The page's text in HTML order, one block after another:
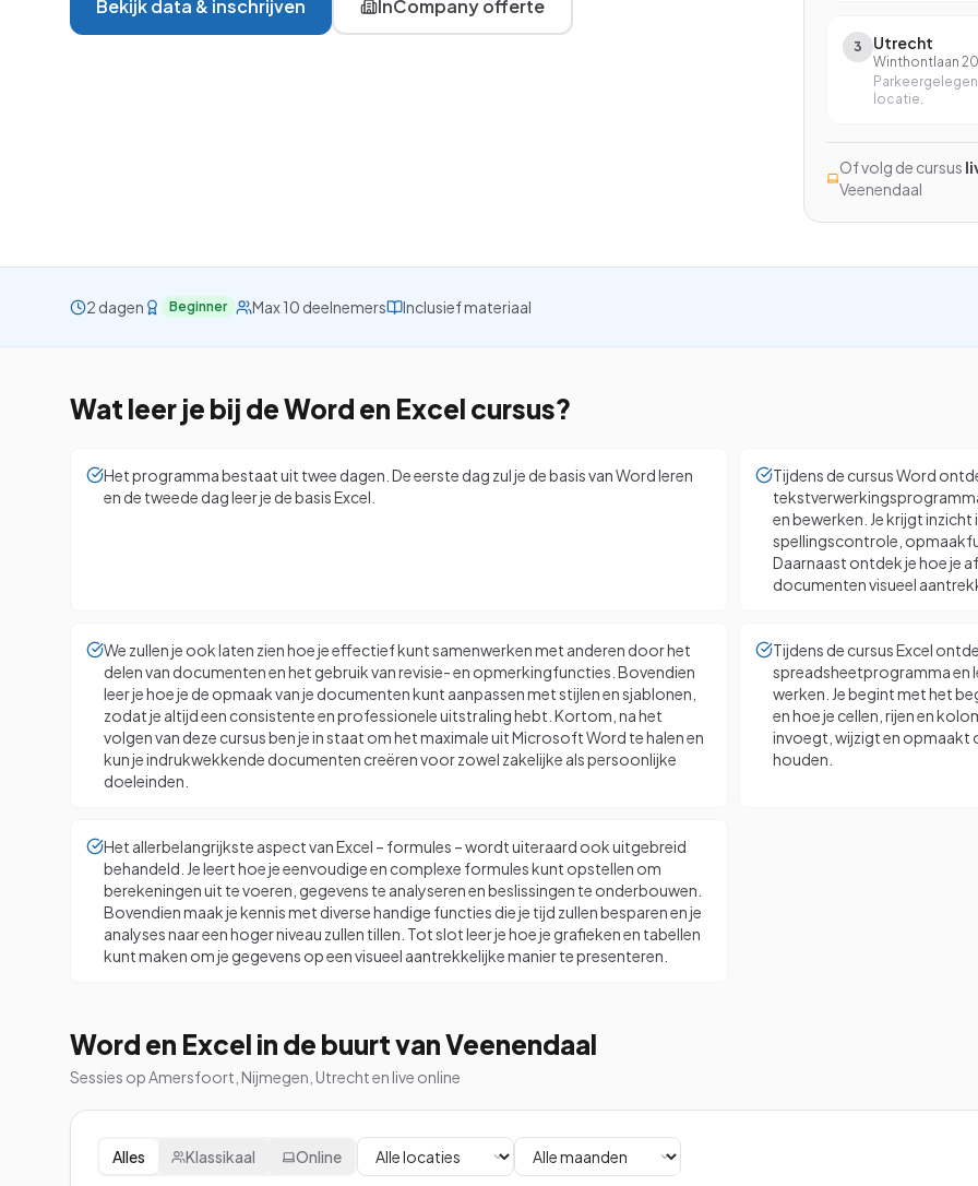
Bekijk data & inschrijven InCompany offerte
3 Utrecht
Winthontlaan
locatie.
Of volg de cursus
Veenendaal
2 dagen Beginner Max 10 deelnemers Inclusief materiaal
Wat leer je bij deWord en Excel cursus?
Het programma bestaat uit twee dagen. De eerste dag zul je de basis van Word leren
en de tweede dag leer je de basis Excel.
Tijdens de cursus Word
en bewerken. Je krijgt
spellingscontrole,
Daarnaast ontdek je hoe je
documenten visueel
We zullen je ook laten zien hoe je effectief kunt samenwerken met anderen door het
delen van documenten en het gebruik van revisie- en opmerkingfuncties. Bovendien
leer je hoe je de opmaak van je documenten kunt aanpassen met stijlen en sjablonen,
zodat je altijd een consistente en professionele uitstraling hebt. Kortom, na het
volgen van deze cursus ben je in staat om het maximale uit Microsoft Word te halen en
kun je indrukwekkende documenten creëren voor zowel zakelijke als persoonlijke
doeleinden.
Tijdens de cursus Excel
spreadsheetprogramma en
werken. Je begint met het
en hoe je cellen, rijen en
invoegt, wijzigt en opmaakt
houden.
Het allerbelangrijkste aspect van Excel – formules – wordt uiteraard ook uitgebreid
behandeld. Je leert hoe je eenvoudige en complexe formules kunt opstellen om
berekeningen uit te voeren, gegevens te analyseren en beslissingen te onderbouwen.
Bovendien maak je kennis met diverse handige functies die je tijd zullen besparen en je
analyses naar een hoger niveau zullen tillen. Tot slot leer je hoe je grafieken en tabellen
kunt maken om je gegevens op een visueel aantrekkelijke manier te presenteren.
Word en Excel in de buurt van Veenendaal
Sessies op Amersfoort, Nijmegen, Utrecht en live online
Alles Klassikaal Online